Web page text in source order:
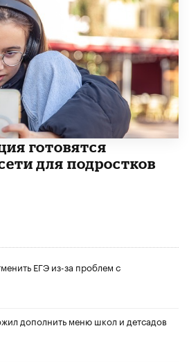
готовятся
для подростков
ЕГЭ из-за проблем с
дополнить меню школ и детсадов